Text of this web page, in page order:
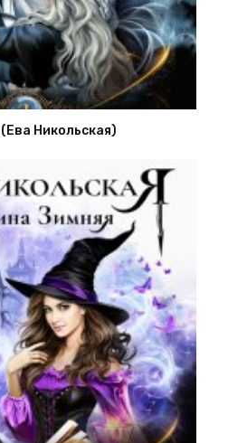
Никольская)